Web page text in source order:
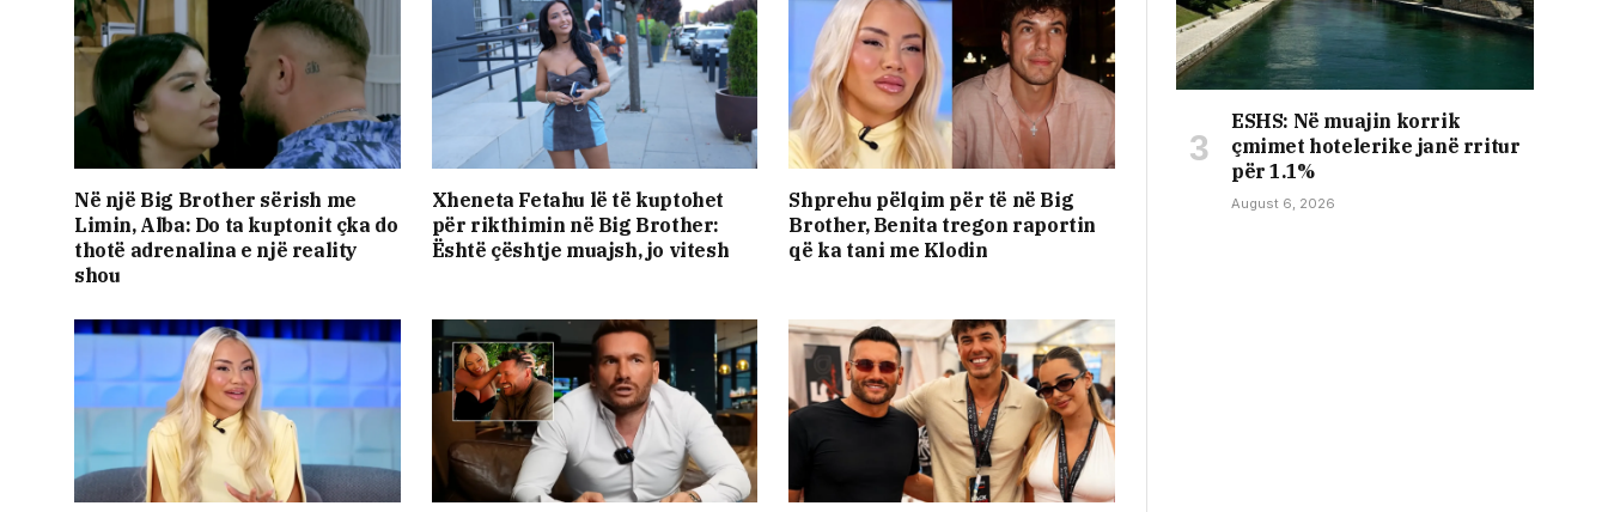
Në një Big Brother sërish me
Limin, Alba: Do ta kuptonit çka do
thotë adrenalina e një reality
shou
Xheneta Fetahu lë të kuptohet
për rikthimin në Big Brother:
Është çështje muajsh, jo vitesh
Shprehu pëlqim për të në Big
Brother, Benita tregon raportin
që ka tani me Klodin
ESHS: Në muajin korrik
çmimet hotelerike janë rritur
për 1.1%
August 6, 2026